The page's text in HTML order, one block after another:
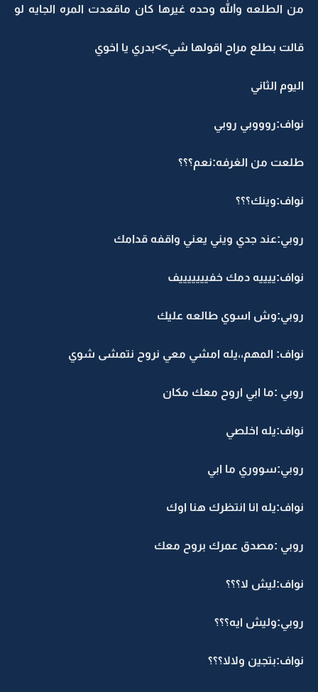
من الطلعه والله وحده غيرها كان ماقعدت المره الجايه لو
قالت بطلع مراح اقولها شي>>بدري يا اخوي
اليوم الثاني
نواف:روووبي روبي
طلعت من الغرفه:نعم؟؟؟
نواف:وينك؟؟؟
روبي:عند جدي ويني يعني واقفه قدامك
نواف:ييييه دمك خفيييييييف
روبي:وش اسوي طالعه عليك
نواف: المهم،،يله امشي معي نروح نتمشى شوي
روبي :ما ابي اروح معك مكان
نواف:يله اخلصي
روبي:سووري ما ابي
نواف:يله انا انتظرك هنا اوك
روبي :مصدق عمرك بروح معك
نواف:ليش لا؟؟؟
روبي:وليش ايه؟؟؟
نواف:بتجين ولالا؟؟؟